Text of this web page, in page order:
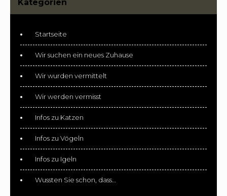
Kategorien
Startseite
Wir suchen ein neues Zuhause
Wir wurden vermittelt
Wir werden vermisst
Infos zu Katzen
Infos zu Vögeln
Infos zu Igeln
Wussten Sie schon, dass…